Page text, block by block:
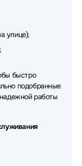
Legrand
C3
Orange Pi
Torus
Matrox
Gooxi
улице);
быстро
подобранные
работы